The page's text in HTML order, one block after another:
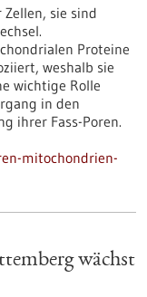
sie sind
Proteine
weshalb sie
wichtige Rolle
in den
ihrer Fass-Poren.
mitochondrien-
wächst